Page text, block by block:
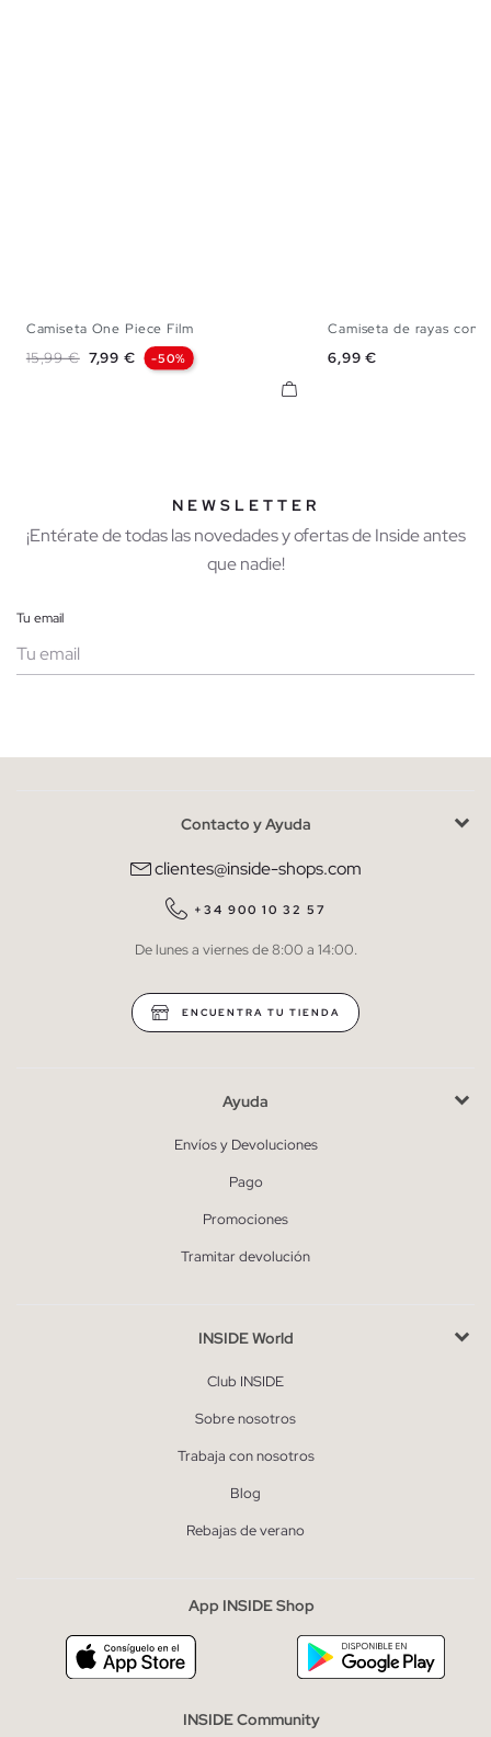
Camiseta One Piece Film
Precio base
15,99 € Precio
7,99 € -50%
M
Camiseta de rayas con
Precio
6,99 €
NEWSLETTER
¡Entérate de todas las novedades y ofertas de Inside antes
que nadie!
Tu email
He leído y entiendo lapolítica de privacidad
QUIERO SUSCRIBIRME
* Puedes cancelar la suscripción en cualquier momento.
Contacto y Ayuda
clientes@inside-shops.com
+34 900 10 32 57
De lunes a viernes de 8:00 a 14:00.
ENCUENTRA TU TIENDA
Ayuda
Envíos y Devoluciones
Pago
Promociones
Tramitar devolución
INSIDE World
Club INSIDE
Sobre nosotros
Trabaja con nosotros
Blog
Rebajas de verano
App INSIDE Shop
INSIDE Community